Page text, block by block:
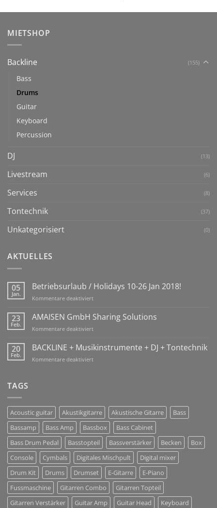
MIETSHOP
Backline (155)
Bass
Drums
Guitar
Keyboard
Percussion
DJ (13)
Livestream (6)
Services (8)
Tontechnik (37)
Unkategorisiert (0)
AKTUELLES
05
Jan.
Betriebsurlaub / Holidays 10-26 Jan 2018!
Kommentare deaktiviertfür
/
Holidays
10-
Jan
23
Feb.
AMAISEN GmbH Sharing Solutions
Kommentare deaktiviertfür
GmbH
Sharing
Solutions
20
Feb.
BACKLINE + Musikinstrumente + DJ + Tontechnik
Kommentare deaktiviertfür
+
Tontechnik
TAGS
Acoustic guitar Akustikgitarre Akustische Gitarre
Bass
Bassamp
Bass Amp Bassbox
Bass Cabinet
Bass Drum Pedal
Basstopteil Bassverstärker Becken
Box
Console
Cymbals Digitales Mischpult
Digital mixer
Drum Kit
Drums Drumset E-Gitarre
E-Piano
Fussmaschine
Gitarren Combo
Gitarren Topteil
Gitarren Verstärker
Guitar Amp Guitar Head
Keyboard